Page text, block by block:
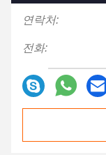
연락처:
전화: